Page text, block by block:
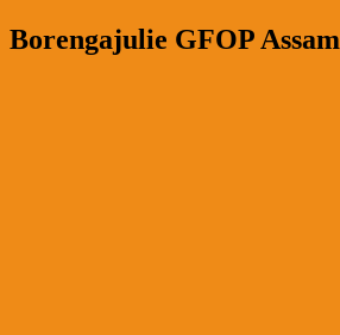
Borengajulie GFOP Assam